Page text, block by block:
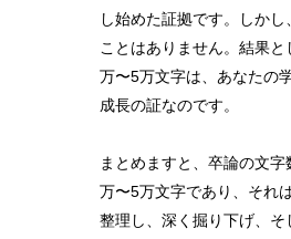
し始めた証拠です。しか
ことはありません。結果と
万〜5万文字は、あなたの
成長の証なのです。
まとめますと、卒論の文
万〜5万文字であり、それ
整理し、深く掘り下げ、そ